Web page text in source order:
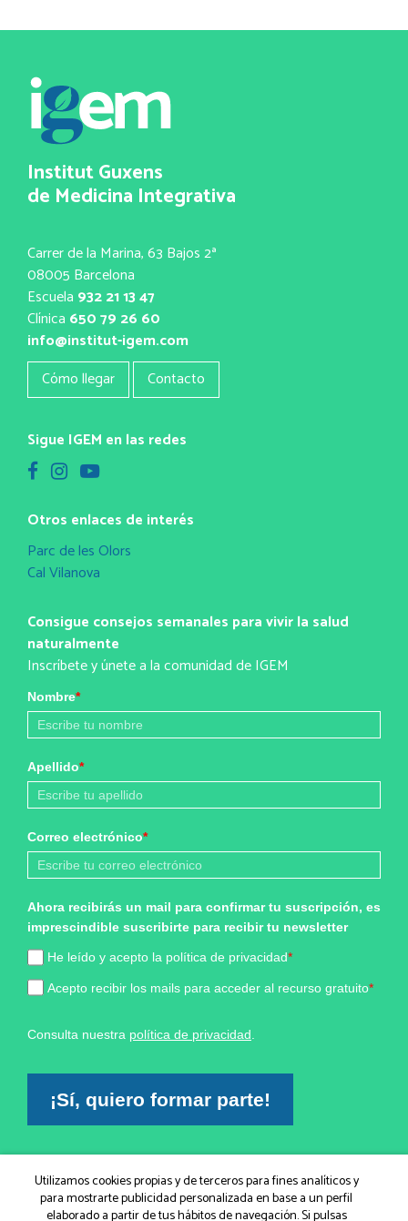
Institut Guxens
de Medicina Integrativa
Carrer de la Marina, 63 Bajos 2ª
08005 Barcelona
Escuela 932 21 13 47
Clínica 650 79 26 60
info@institut-igem.com
Cómo llegar
Contacto
Sigue IGEM en las redes
Otros enlaces de interés
Parc de les Olors
Cal Vilanova
Consigue consejos semanales para vivir la salud
naturalmente
Inscríbete y únete a la comunidad de IGEM
Nombre*
Apellido*
Correo electrónico*
Ahora recibirás un mail para confirmar tu suscripción, es
imprescindible suscribirte para recibir tu newsletter
He leído y acepto la política de privacidad*
Acepto recibir los mails para acceder al recurso gratuito*
Consulta nuestra política de privacidad.
¡Sí, quiero formar parte!
ActiveCampaign
Utilizamos cookies propias y de terceros para fines analíticos y
para mostrarte publicidad personalizada en base a un perfil
elaborado a partir de tus hábitos de navegación. Si pulsas